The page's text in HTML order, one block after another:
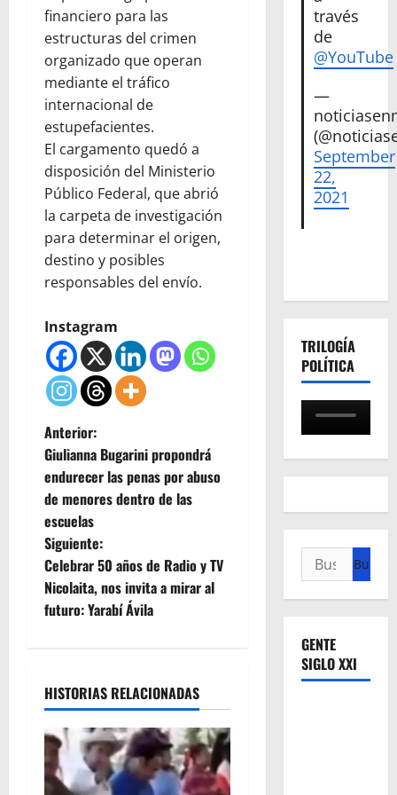
financiero para las
estructuras del crimen
organizado que operan
mediante el tráfico
internacional de
estupefacientes.
El cargamento quedó a
disposición del Ministerio
Público Federal, que abrió
la carpeta de investigación
para determinar el origen,
destino y posibles
responsables del envío.
Instagram
N
a
v
e
g
a
i
ó
n
Anterior:
Giulianna Bugarini propondrá
endurecer las penas por abuso
de menores dentro de las
escuelas
Siguiente:
Celebrar 50 años de Radio y TV
Nicolaita, nos invita a mirar al
futuro: Yarabí Ávila
HISTORIAS RELACIONADAS
través
de
@YouTube
—
September
22,
2021
TRILOGÍA
POLÍTICA
Buscar:
GENTE
SIGLO XXI